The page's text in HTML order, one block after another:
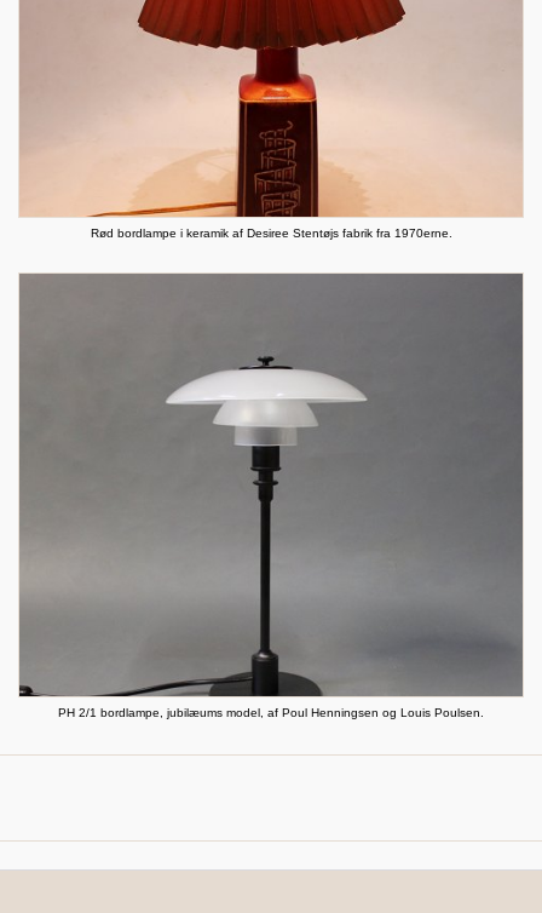
Rød bordlampe i keramik af Desiree Stentøjs fabrik fra 1970erne.
PH 2/1 bordlampe, jubilæums model, af Poul Henningsen og Louis Poulsen.